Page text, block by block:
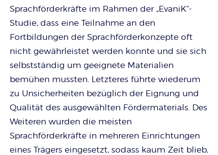
Sprachförderkräfte im Rahmen der „EvaniK“-
Studie, dass eine Teilnahme an den
Fortbildungen der Sprachförderkonzepte oft
nicht gewährleistet werden konnte und sie sich
selbstständig um geeignete Materialien
bemühen mussten. Letzteres führte wiederum
zu Unsicherheiten bezüglich der Eignung und
Qualität des ausgewählten Fördermaterials. Des
Weiteren wurden die meisten
Sprachförderkräfte in mehreren Einrichtungen
eines Trägers eingesetzt, sodass kaum Zeit blieb,